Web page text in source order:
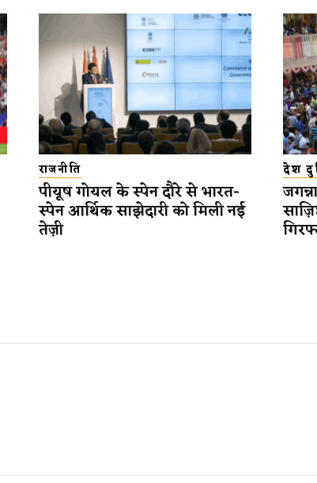
राजनीति
पीयूष गोयल के स्पेन दौरे से भारत-
स्पेन आर्थिक साझेदारी को मिली नई
तेज़ी
देश